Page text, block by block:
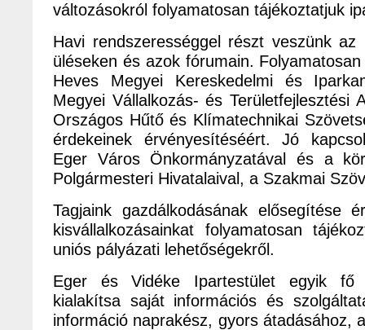
változásokról folyamatosan tájékoztatjuk
Havi rendszerességgel részt veszünk az
üléseken és azok fórumain.
Heves Megyei Kereskedelmi és
Megyei Vállalkozás- és Területfejlesztési
Országos Hűtő és Klímatechnikai
érdekeinek érvényesítéséért. Jó
Eger Város Önkormányzatával és a
Polgármesteri Hivatalaival, a Szakmai
Tagjaink gazdálkodásának elősegítése
kisvállalkozásainkat folyamatosan
uniós pályázati lehetőségekről.
Eger és Vidéke Ipartestület egyik fő
kialakítsa saját információs és
információ naprakész, gyors átadásához,